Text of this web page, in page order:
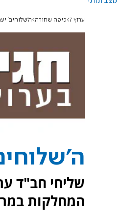
ערוץ 7 כיפה שחורה ה'שלוחים'
שליחי חב"ד
המחלקות